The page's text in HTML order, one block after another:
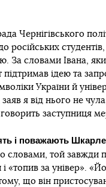
Чернігівського
російських
За словами Івана,
ідею та
України й
я від нього не
заступниця
і поважають
словами, той завжди
і «топив за універ».
що він